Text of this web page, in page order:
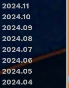
2024.11
2024.10
2024.09
2024.08
2024.07
2024.06
2024.05
2024.04